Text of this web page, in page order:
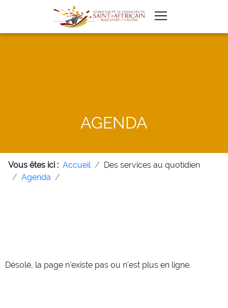
AGENDA
Vous êtes ici : Accueil
Des services au quotidien
Agenda
Désolé, la page n'existe pas ou n'est plus en ligne.